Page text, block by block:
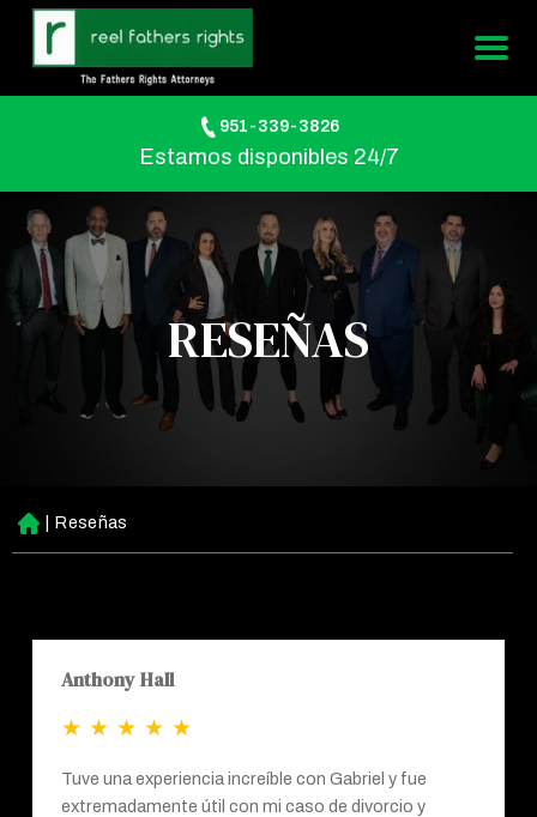
951-339-3826
Estamos disponibles 24/7
RESEÑAS
Ini
ci
Reseñas
Anthony Hall
★ ★ ★ ★ ★
Tuve una experiencia increíble con Gabriel y fue
extremadamente útil con mi caso de divorcio y